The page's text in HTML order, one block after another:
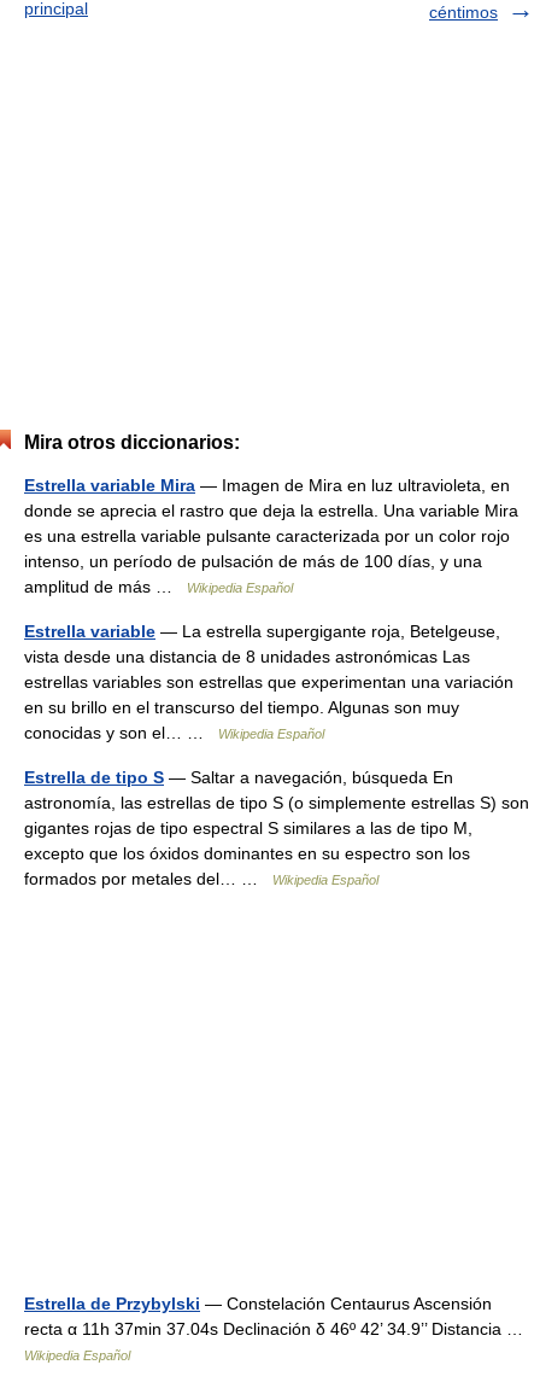
principal céntimos
Mira otros diccionarios:
Estrella variable Mira — Imagen de Mira en luz ultravioleta, en
donde se aprecia el rastro que deja la estrella. Una variable Mira
es una estrella variable pulsante caracterizada por un color rojo
intenso, un período de pulsación de más de 100 días, y una
amplitud de más …
Wikipedia Español
Estrella variable — La estrella supergigante roja, Betelgeuse,
vista desde una distancia de 8 unidades astronómicas Las
estrellas variables son estrellas que experimentan una variación
en su brillo en el transcurso del tiempo. Algunas son muy
conocidas y son el… …
Wikipedia Español
Estrella de tipo S — Saltar a navegación, búsqueda En
astronomía, las estrellas de tipo S (o simplemente estrellas S) son
gigantes rojas de tipo espectral S similares a las de tipo M,
excepto que los óxidos dominantes en su espectro son los
formados por metales del… …
Wikipedia Español
Estrella de Przybylski — Constelación Centaurus Ascensión
recta α 11h 37min 37.04s Declinación δ 46º 42’ 34.9’’ Distancia …
Wikipedia Español